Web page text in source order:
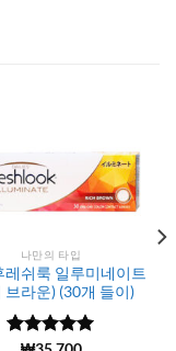
나만의 타입
레쉬룩 일루미네이트
브라운) (30개 들이)